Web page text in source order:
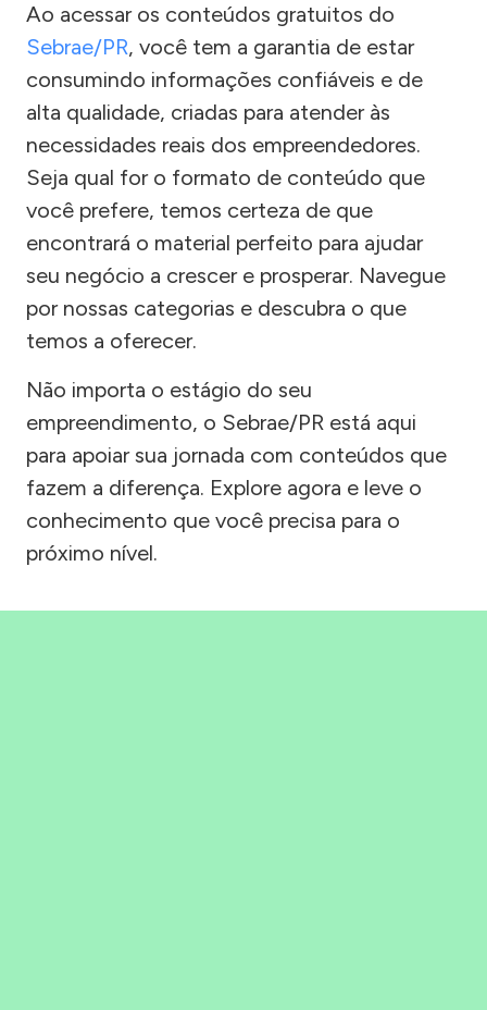
Ao acessar os conteúdos gratuitos do
Sebrae/PR, você tem a garantia de estar
consumindo informações confiáveis e de
alta qualidade, criadas para atender às
necessidades reais dos empreendedores.
Seja qual for o formato de conteúdo que
você prefere, temos certeza de que
encontrará o material perfeito para ajudar
seu negócio a crescer e prosperar. Navegue
por nossas categorias e descubra o que
temos a oferecer.
Não importa o estágio do seu
empreendimento, o Sebrae/PR está aqui
para apoiar sua jornada com conteúdos que
fazem a diferença. Explore agora e leve o
conhecimento que você precisa para o
próximo nível.